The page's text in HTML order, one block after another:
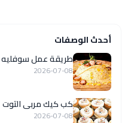
أحدث الوصفات
طريقة عمل سوفليه
2026-07-08
كب كيك مربى التوت
2026-07-08